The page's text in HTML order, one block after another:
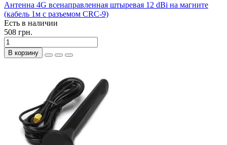
Антенна 4G всенаправленная штыревая 12 dBi на магните
(кабель 1м с разъемом CRC-9)
Есть в наличии
508 грн.
В корзину